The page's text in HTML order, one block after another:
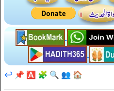
🏠
👥
🔍
🧩
🅰️
📌
↩️